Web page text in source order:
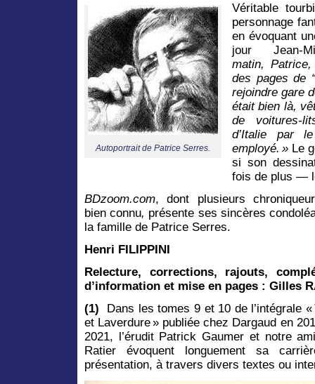
Autoportrait de Patrice Serres.
Véritable
personnage
en évoquant
jour
matin,
des pages de
rejoindre gare
était bien là,
de voitures-
d’Italie par
employé. » Le
si son
fois de plus —
BDzoom.com, dont plusieurs
bien connu, présente ses sincères
la famille de Patrice Serres.
Henri FILIPPINI
Relecture, corrections, rajouts,
d’information et mise en pages : Gilles
(1)
Dans les tomes 9 et 10 de l’intégrale «
et Laverdure » publiée chez Dargaud en
2021, l’érudit Patrick Gaumer et notre
Ratier évoquent longuement sa
présentation, à travers divers textes ou